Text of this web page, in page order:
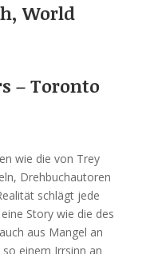
World
– Toronto
wie die von Trey
Drehbuchautoren
schlägt jede
Story wie die des
aus Mangel an
einem Irrsinn an